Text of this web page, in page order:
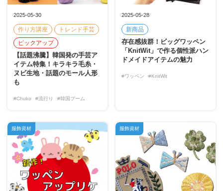
2025-05-30
作り方講座
トレンド手芸
ピックアップ
【話題沸騰】韓国発の手芸ア
イテム特集！キラキラ毛糸・
ヌビ生地・話題のモール人形
も
#Chuko #流行り #韓国ブーム
2025-05-28
新商品
存在感抜群！ビッグワッペン
「KnitWit」で作る個性派ハン
ドメイドアイテムの魅力
#ワッペン #KnitWit
服飾資材 服飾資材